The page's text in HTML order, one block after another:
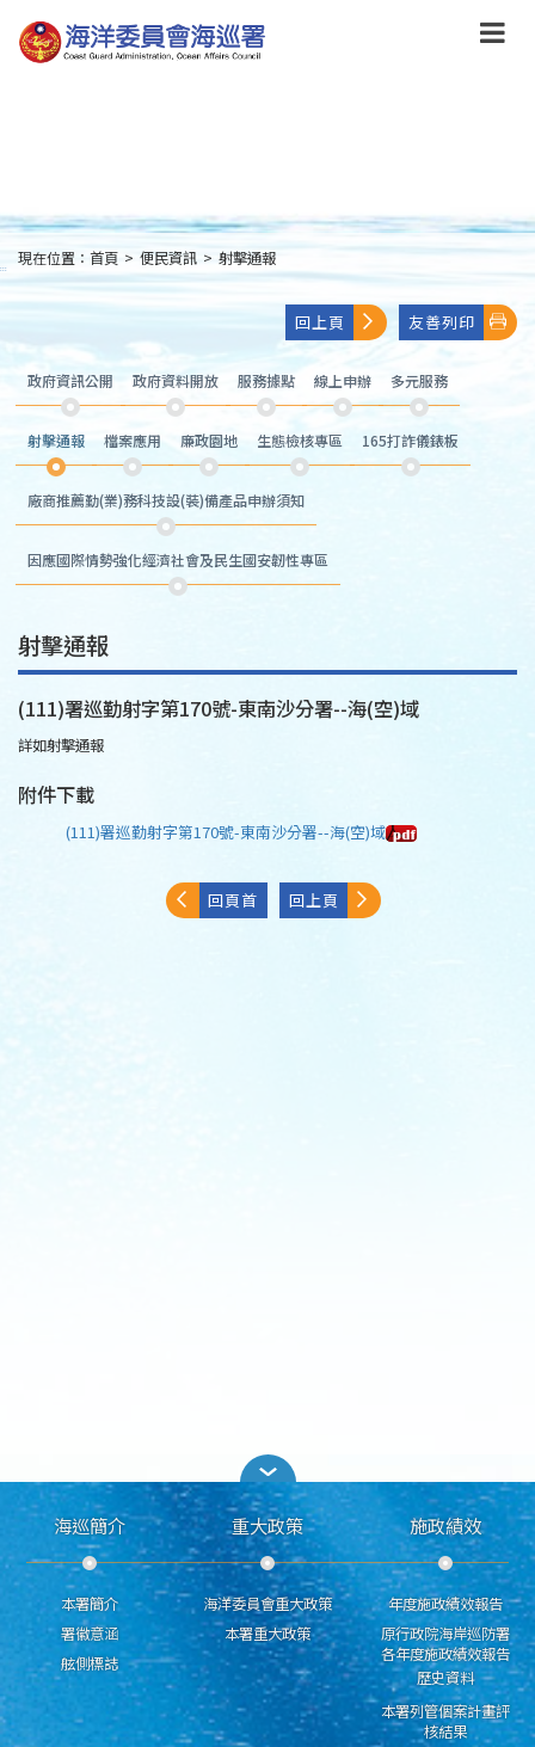
到
主
:::
現在位置： 首頁 > 便民資訊 > 射擊通報
回上頁 友善列印
政府資訊公開 政府資料開放 服務據點 線上申辦 多元服務
射擊通報 檔案應用 廉政園地 生態檢核專區 165打詐儀錶板
廠商推薦勤(業)務科技設(裝)備產品申辦須知
因應國際情勢強化經濟社會及民生國安韌性專區
射擊通報
(111)署巡勤射字第170號-東南沙分署--海(空)域
詳如射擊通報
附件下載
(111)署巡勤射字第170號-東南沙分署--海(空)域
回頁首 回上頁
海巡簡介
本署簡介
署徽意涵
舷側標誌
重大政策
海洋委員會重大政策
本署重大政策
施政績效
年度施政績效報告
原行政院海岸巡防署
各年度施政績效報告
歷史資料
本署列管個案計畫評
核結果